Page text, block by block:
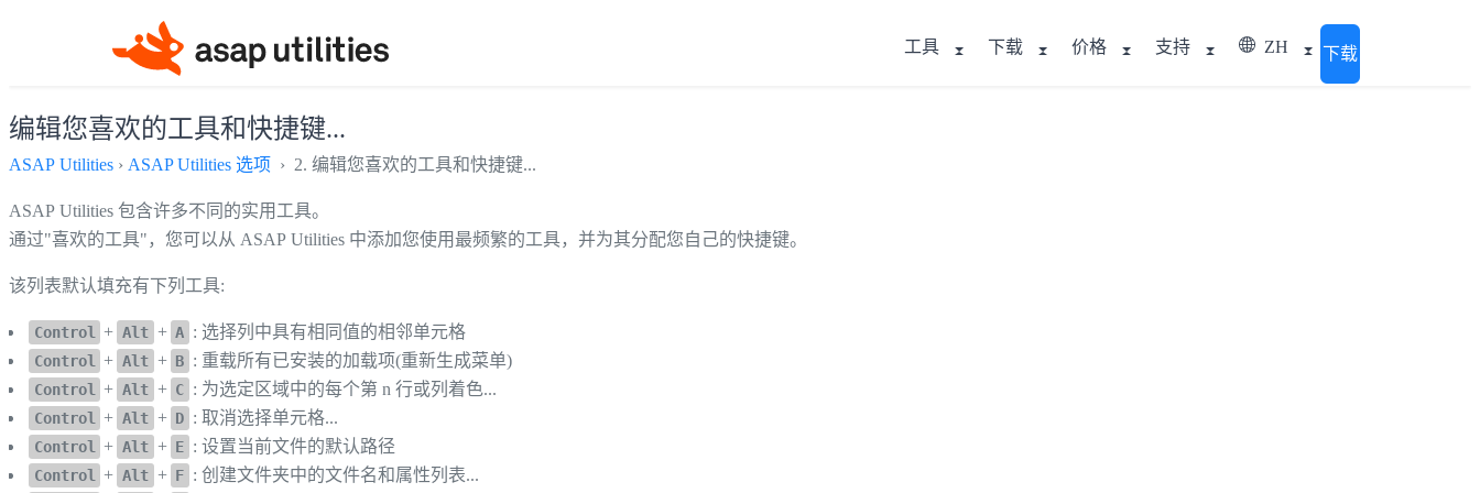
工具 下载 价格 支持 ZH 下载
编辑您喜欢的工具和快捷键...
ASAP Utilities › ASAP Utilities 选项 › 2. 编辑您喜欢的工具和快捷键...
ASAP Utilities 包含许多不同的实用工具。
通过"喜欢的工具"，您可以从 ASAP Utilities 中添加您使用最频繁的工具，并为其分配您自己的快捷键。
该列表默认填充有下列工具:
Control + Alt + A : 选择列中具有相同值的相邻单元格
Control + Alt + B : 重载所有已安装的加载项(重新生成菜单)
Control + Alt + C : 为选定区域中的每个第 n 行或列着色...
Control + Alt + D : 取消选择单元格...
Control + Alt + E : 设置当前文件的默认路径
Control + Alt + F : 创建文件夹中的文件名和属性列表...